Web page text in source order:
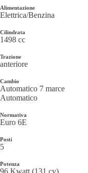
Alimentazione
Elettrica/Benzina
Cilindrata
1498 cc
Trazione
anteriore
Cambio
Automatico 7 marce
Automatico
Normativa
Euro 6E
Posti
5
Potenza
96 Kwatt (131 cv)